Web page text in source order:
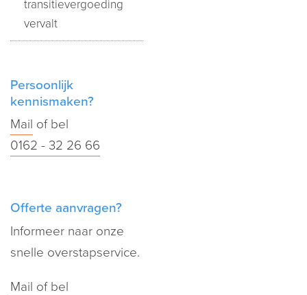
transitievergoeding
vervalt
Persoonlijk
kennismaken?
Mail of bel
0162 - 32 26 66
Offerte aanvragen?
Informeer naar onze
snelle overstapservice.
Mail of bel